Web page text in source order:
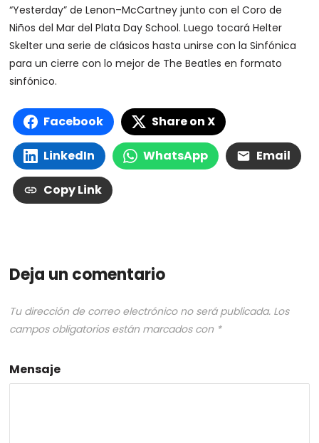
“Yesterday” de Lenon–McCartney junto con el Coro de
Niños del Mar del Plata Day School. Luego tocará Helter
Skelter una serie de clásicos hasta unirse con la Sinfónica
para un cierre con lo mejor de The Beatles en formato
sinfónico.
Facebook Share on X
LinkedIn WhatsApp Email
Copy Link
Deja un comentario
Tu dirección de correo electrónico no será publicada. Los
campos obligatorios están marcados con *
Mensaje